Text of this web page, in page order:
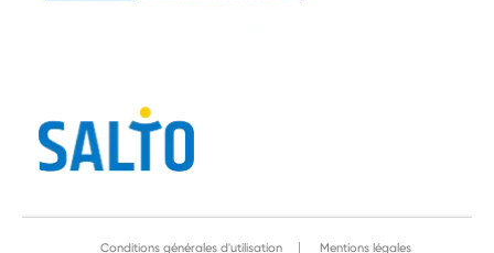
Conditions générales d'utilisation Mentions légales